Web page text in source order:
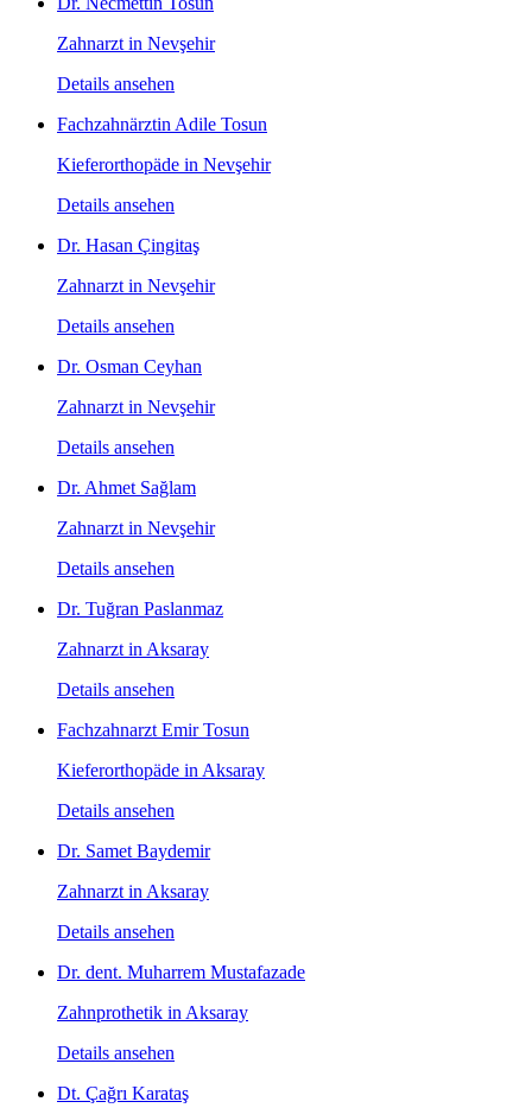
Zahnarzt in Nevşehir
Details ansehen
Fachzahnärztin Adile Tosun
Kieferorthopäde in Nevşehir
Details ansehen
Dr. Hasan Çingitaş
Zahnarzt in Nevşehir
Details ansehen
Dr. Osman Ceyhan
Zahnarzt in Nevşehir
Details ansehen
Dr. Ahmet Sağlam
Zahnarzt in Nevşehir
Details ansehen
Dr. Tuğran Paslanmaz
Zahnarzt in Aksaray
Details ansehen
Fachzahnarzt Emir Tosun
Kieferorthopäde in Aksaray
Details ansehen
Dr. Samet Baydemir
Zahnarzt in Aksaray
Details ansehen
Dr. dent. Muharrem Mustafazade
Zahnprothetik in Aksaray
Details ansehen
Dt. Çağrı Karataş